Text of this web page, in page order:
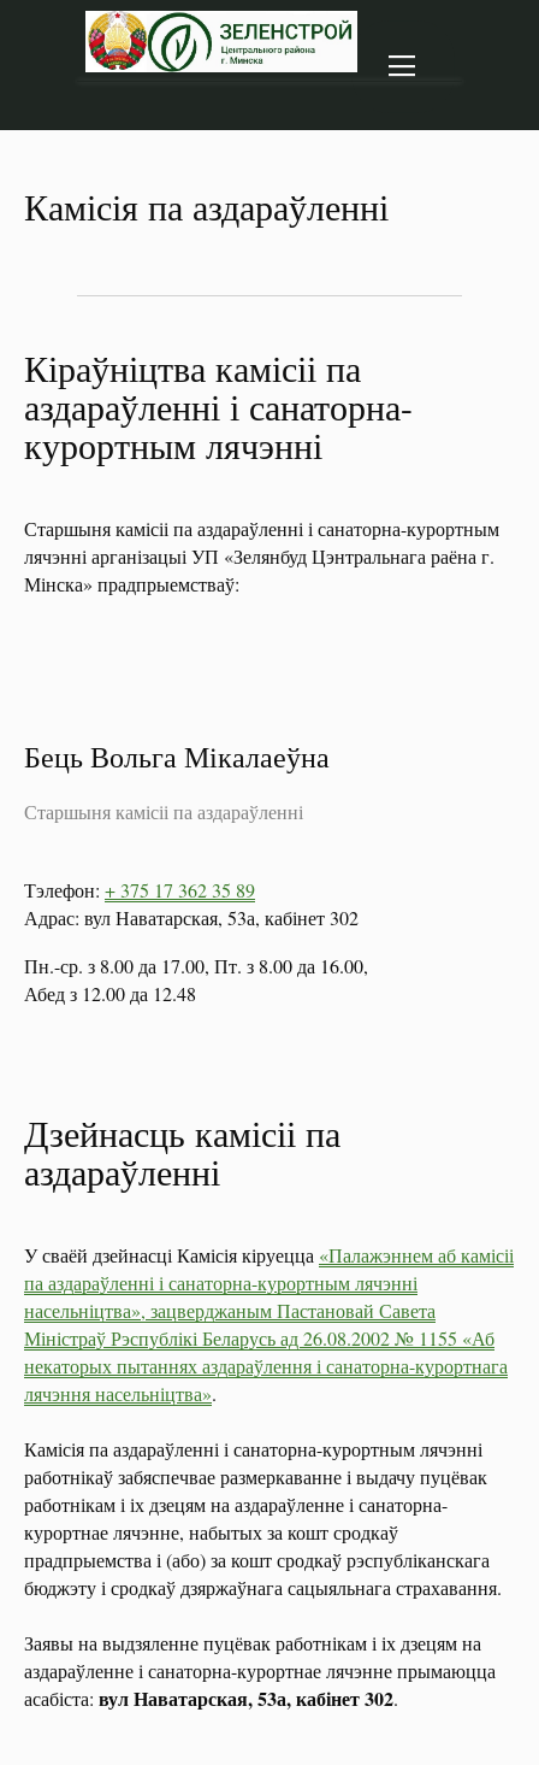
|||
Камісія па аздараўленні
Кіраўніцтва камісіі па
аздараўленні і санаторна-
курортным лячэнні
Старшыня камісіі па аздараўленні і санаторна-курортным
лячэнні арганізацыі УП «Зелянбуд Цэнтральнага раёна г.
Мінска» прадпрыемстваў:
Бець Вольга Мікалаеўна
Старшыня камісіі па аздараўленні
Тэлефон: + 375 17 362 35 89
Адрас: вул Наватарская, 53а, кабінет 302
Пн.-ср. з 8.00 да 17.00, Пт. з 8.00 да 16.00,
Абед з 12.00 да 12.48
Дзейнасць камісіі па
аздараўленні
У сваёй дзейнасці Камісія кіруецца «Палажэннем аб камісіі
па аздараўленні і санаторна-курортным лячэнні
насельніцтва», зацверджаным Пастановай Савета
Міністраў Рэспублікі Беларусь ад 26.08.2002 № 1155 «Аб
некаторых пытаннях аздараўлення і санаторна-курортнага
лячэння насельніцтва».
Камісія па аздараўленні і санаторна-курортным лячэнні
работнікаў забяспечвае размеркаванне і выдачу пуцёвак
работнікам і іх дзецям на аздараўленне і санаторна-
курортнае лячэнне, набытых за кошт сродкаў
прадпрыемства і (або) за кошт сродкаў рэспубліканскага
бюджэту і сродкаў дзяржаўнага сацыяльнага страхавання.
Заявы на выдзяленне пуцёвак работнікам і іх дзецям на
аздараўленне і санаторна-курортнае лячэнне прымаюцца
асабіста: вул Наватарская, 53а, кабінет 302.